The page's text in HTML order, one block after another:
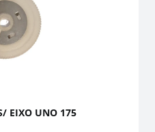
EIXO UNO 175